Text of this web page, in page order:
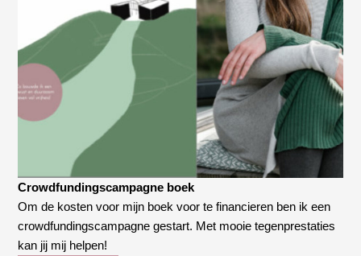
Crowdfundingscampagne boek
Om de kosten voor mijn boek voor te financieren ben ik een
crowdfundingscampagne gestart. Met mooie tegenprestaties
kan jij mij helpen!